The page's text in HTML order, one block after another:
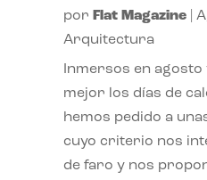
por Flat Magazine|
Arquitectura
Inmersos en
mejor los días de
hemos pedido a
cuyo criterio nos
de faro y nos